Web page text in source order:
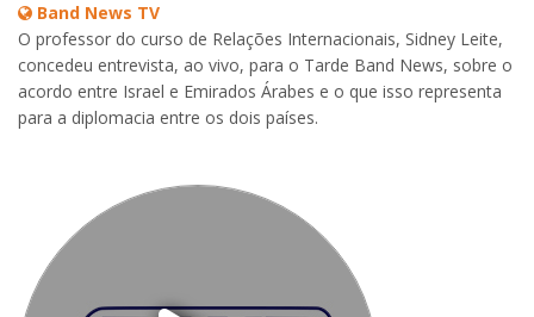
Band News TV
O professor do curso de Relações Internacionais, Sidney Leite,
concedeu entrevista, ao vivo, para o Tarde Band News, sobre o
acordo entre Israel e Emirados Árabes e o que isso representa
para a diplomacia entre os dois países.